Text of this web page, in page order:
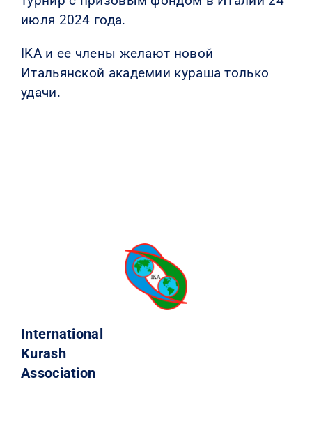
июля 2024 года.
IKA и ее члены желают новой
Итальянской академии кураша только
удачи.
International
Kurash
Association